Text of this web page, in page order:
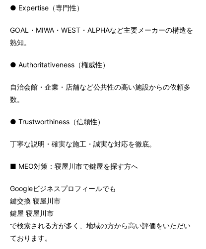
● Expertise（専門性）
GOAL・MIWA・WEST・ALPHAなど主要メーカーの構造を
熟知。
● Authoritativeness（権威性）
自治会館・企業・店舗など公共性の高い施設からの依頼多
数。
● Trustworthiness（信頼性）
丁寧な説明・確実な施工・誠実な対応を徹底。
■ MEO対策：寝屋川市で鍵屋を探す方へ
Googleビジネスプロフィールでも
鍵交換 寝屋川市
鍵屋 寝屋川市
で検索される方が多く、地域の方から高い評価をいただい
ております。